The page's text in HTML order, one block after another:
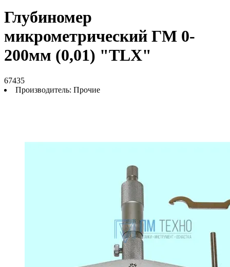
Глубиномер
микрометрический ГМ 0-
200мм (0,01) "TLX"
67435
Производитель: Прочие